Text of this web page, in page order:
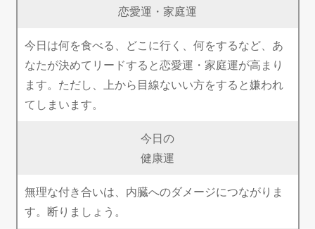
恋愛運・家庭運
今日は何を食べる、どこに行く、何をするなど、あ
なたが決めてリードすると恋愛運・家庭運が高まり
ます。ただし、上から目線ないい方をすると嫌われ
てしまいます。
今日の
健康運
無理な付き合いは、内臓へのダメージにつながりま
す。断りましょう。